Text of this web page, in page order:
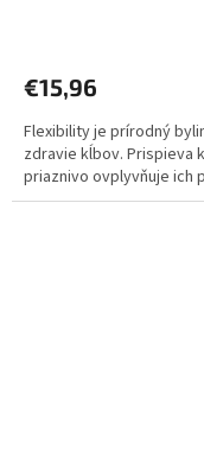
€15,96
Flexibility je prírodný
zdravie kĺbov. Prispieva
priaznivo ovplyvňuje ich